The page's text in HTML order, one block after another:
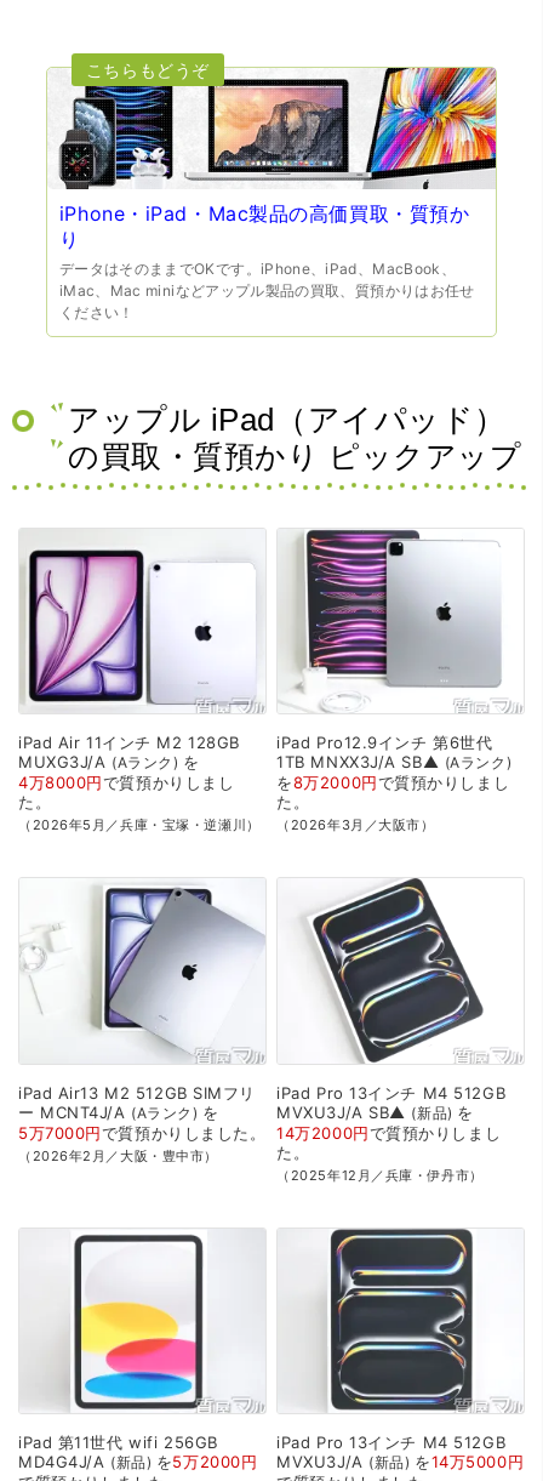
iPhone・iPad・Mac製品の高価買取・質預か
り
データはそのままでOKです。iPhone、iPad、MacBook、
iMac、Mac miniなどアップル製品の買取、質預かりはお任せ
ください！
アップル iPad（アイパッド）
の買取・質預かり ピックアップ
iPad Air 11インチ M2 128GB
MUXG3J/A
Aランク
を
4万8000円で質預かり しまし
た。
（2026年5月／兵庫・宝塚・逆瀬川）
iPad Pro12.9インチ 第6世代
1TB MNXX3J/A SB▲ Aランク
を8万2000円で質預かり しまし
た。
（2026年3月／大阪市）
iPad Air13 M2 512GB SIMフリ
ー MCNT4J/A Aランク
を
5万7000円で質預かり しました。
（2026年2月／大阪・豊中市）
iPad Pro 13インチ M4 512GB
MVXU3J/A SB▲ 新品 を
14万2000円で質預かり しまし
た。
（2025年12月／兵庫・伊丹市）
iPad 第11世代 wifi 256GB
MD4G4J/A
新品 を5万2000円
iPad Pro 13インチ M4 512GB
MVXU3J/A
新品 を14万5000円